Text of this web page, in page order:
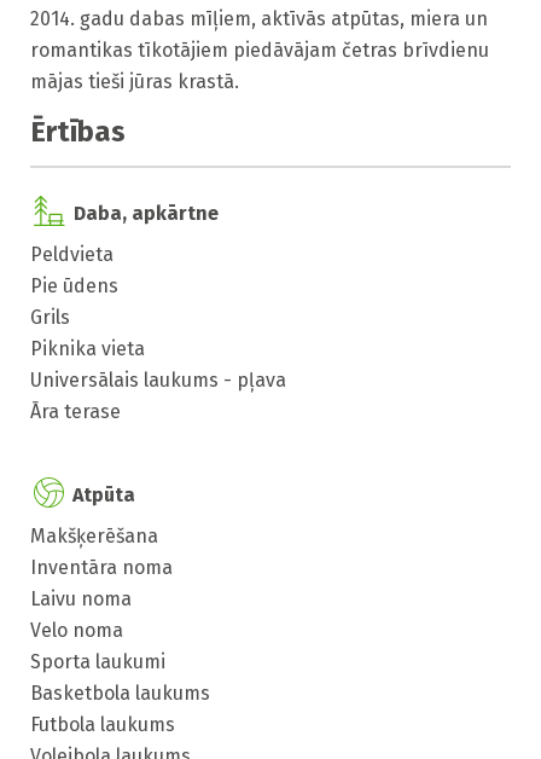
2014. gadu dabas mīļiem, aktīvās atpūtas, miera un
romantikas tīkotājiem piedāvājam četras brīvdienu
mājas tieši jūras krastā.
Ērtības
Daba, apkārtne
Peldvieta
Pie ūdens
Grils
Piknika vieta
Universālais laukums - pļava
Āra terase
Atpūta
Makšķerēšana
Inventāra noma
Laivu noma
Velo noma
Sporta laukumi
Basketbola laukums
Futbola laukums